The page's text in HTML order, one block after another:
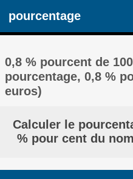
pourcentage
0,8 % pourcent de
pourcentage, 0,8 %
euros)
Calculer le
% pour cent du